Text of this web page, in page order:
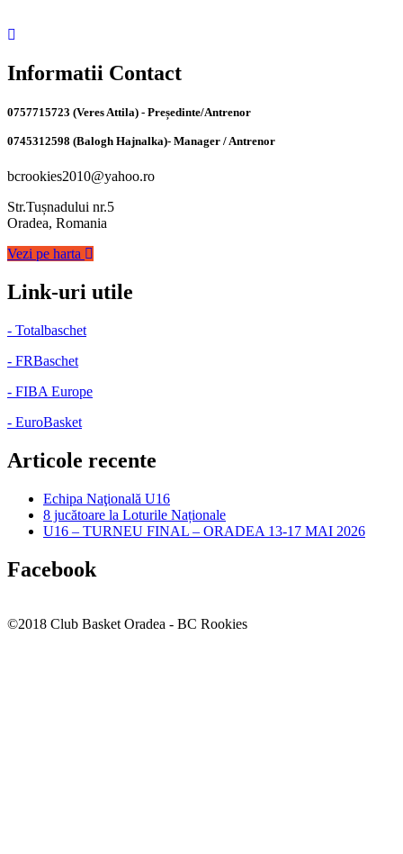
Informatii Contact
0757715723 (Veres Attila) - Președinte/Antrenor
0745312598 (Balogh Hajnalka)- Manager / Antrenor
bcrookies2010@yahoo.ro
Str.Tușnadului nr.5
Oradea, Romania
Vezi pe harta
Link-uri utile
- Totalbaschet
- FRBaschet
- FIBA Europe
- EuroBasket
Articole recente
Echipa Naţională U16
8 jucătoare la Loturile Naționale
U16 – TURNEU FINAL – ORADEA 13-17 MAI 2026
Facebook
©2018 Club Basket Oradea - BC Rookies